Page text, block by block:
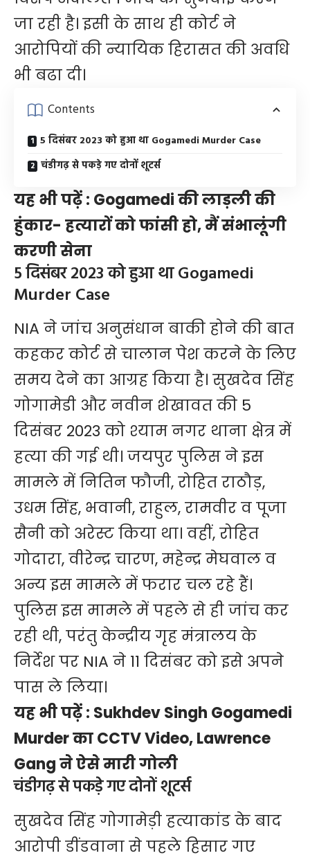
जा रही है। इसी के साथ ही कोर्ट ने
आरोपियों की न्यायिक हिरासत की अवधि
भी बढा दी।
Contents
5 दिसंबर 2023 को हुआ था Gogamedi Murder Case
चंडीगढ़ से पकड़े गए दोनों शूटर्स
यह भी पढ़ें : Gogamedi की लाड़ली की
हुंकार- हत्यारों को फांसी हो, मैं संभालूंगी
करणी सेना
5 दिसंबर 2023 को हुआ था Gogamedi
Murder Case
NIA ने जांच अनुसंधान बाकी होने की बात
कहकर कोर्ट से चालान पेश करने के लिए
समय देने का आग्रह किया है। सुखदेव सिंह
गोगामेडी और नवीन शेखावत की 5
दिसंबर 2023 को श्याम नगर थाना क्षेत्र में
हत्या की गई थी। जयपुर पुलिस ने इस
मामले में नितिन फौजी, रोहित राठौड़,
उधम सिंह, भवानी, राहुल, रामवीर व पूजा
सैनी को अरेस्ट किया था। वहीं, रोहित
गोदारा, वीरेन्द्र चारण, महेन्द्र मेघवाल व
अन्य इस मामले में फरार चल रहे हैं।
पुलिस इस मामले में पहले से ही जांच कर
रही थी, परंतु केन्द्रीय गृह मंत्रालय के
निर्देश पर NIA ने 11 दिसंबर को इसे अपने
पास ले लिया।
यह भी पढ़ें : Sukhdev Singh Gogamedi
Murder का CCTV Video, Lawrence
Gang ने ऐसे मारी गोली
चंडीगढ़ से पकड़े गए दोनों शूटर्स
सुखदेव सिंह गोगामेड़ी हत्याकांड के बाद
आरोपी डींडवाना से पहले हिसार गए